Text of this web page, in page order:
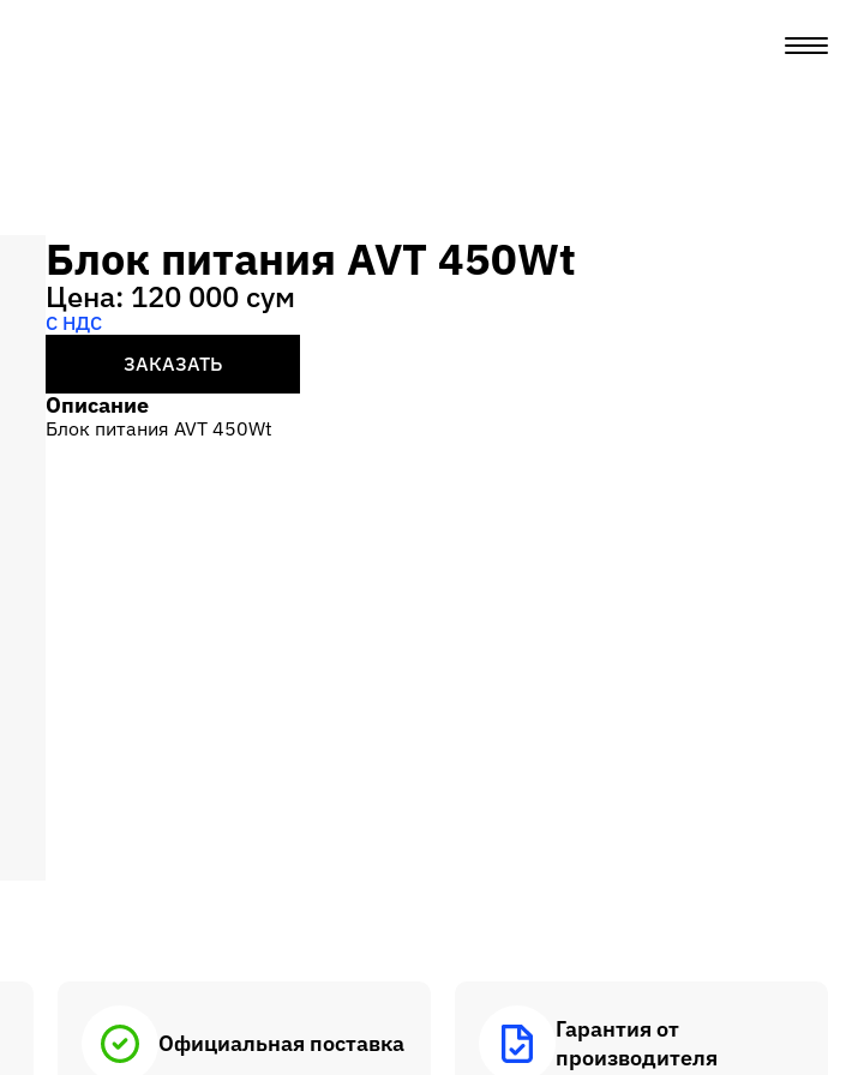
Блок питания AVT 450Wt
Цена: 120 000 сум
С НДС
ЗАКАЗАТЬ
Описание
Блок питания AVT 450Wt
Официальная поставка
Гарантия от
производителя